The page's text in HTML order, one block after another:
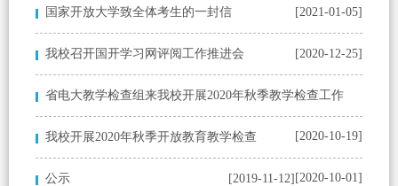
国家开放大学致全体考生的一封信 [2021-01-05]
我校召开国开学习网评阅工作推进会 [2020-12-25]
省电大教学检查组来我校开展2020年秋季教学检查工作
[2020-10-19]
我校开展2020年秋季开放教育教学检查
[2020-10-01]
公示 [2019-11-12]